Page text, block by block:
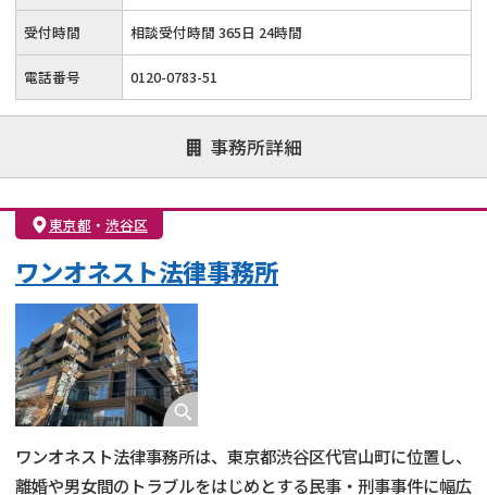
受付時間 相談受付時間 365日 24時間
電話番号 0120-0783-51
事務所詳細
東京都 ・ 渋谷区
ワンオネスト法律事務所
ワンオネスト法律事務所は、東京都渋谷区代官山町に位置し、
離婚や男女間のトラブルをはじめとする民事・刑事事件に幅広